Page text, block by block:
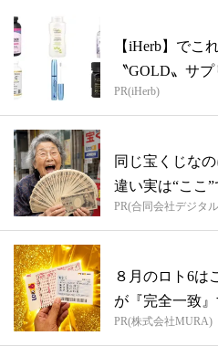
【iHerb】でこ
〝GOLD〟サプ
PR(iHerb)
同じ宝くじな
違い実は“ここ”
PR(合同会社デジタ
８月のロト6は
が『完全一致
PR(株式会社MURA)